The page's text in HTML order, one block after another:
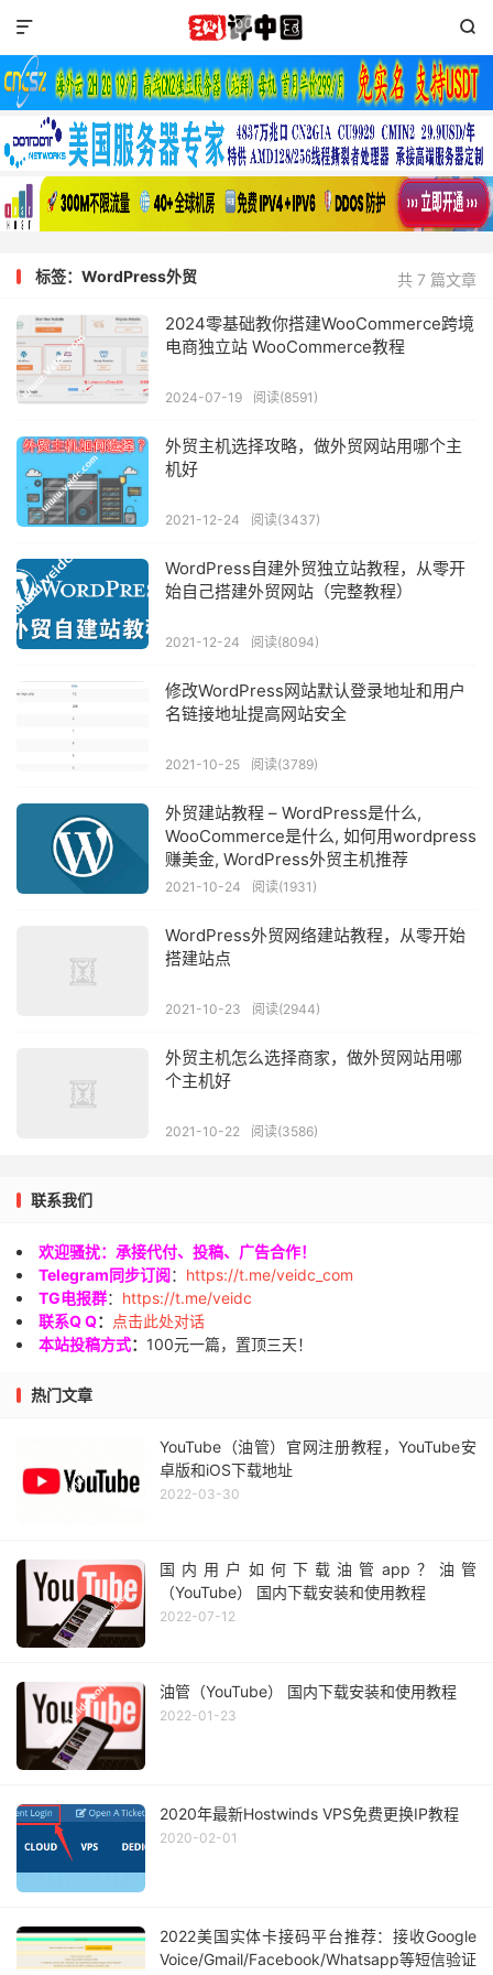


共 7 篇文章
标签：WordPress外贸
2024零基础教你搭建WooCommerce跨境
电商独立站 WooCommerce教程
2024-07-19 阅读(8591)
外贸主机选择攻略，做外贸网站用哪个主
机好
2021-12-24 阅读(3437)
WordPress自建外贸独立站教程，从零开
始自己搭建外贸网站（完整教程）
2021-12-24 阅读(8094)
修改WordPress网站默认登录地址和用户
名链接地址提高网站安全
2021-10-25 阅读(3789)
外贸建站教程 – WordPress是什么,
WooCommerce是什么, 如何用wordpress
赚美金, WordPress外贸主机推荐
2021-10-24 阅读(1931)
WordPress外贸网络建站教程，从零开始
搭建站点
2021-10-23 阅读(2944)
外贸主机怎么选择商家，做外贸网站用哪
个主机好
2021-10-22 阅读(3586)
联系我们
欢迎骚扰：承接代付、投稿、广告合作！
Telegram同步订阅： https://t.me/veidc_com
TG电报群： https://t.me/veidc
联系Q Q：
点击此处对话
本站投稿方式： 100元一篇，置顶三天！
热门文章
YouTube（油管）官网注册教程，YouTube安
卓版和iOS下载地址
2022-03-30
国内用户如何下载油管app？油管
（YouTube） 国内下载安装和使用教程
2022-07-12
油管（YouTube） 国内下载安装和使用教程
2022-01-23
2020年最新Hostwinds VPS免费更换IP教程
2020-02-01
2022美国实体卡接码平台推荐：接收Google
Voice/Gmail/Facebook/Whatsapp等短信验证